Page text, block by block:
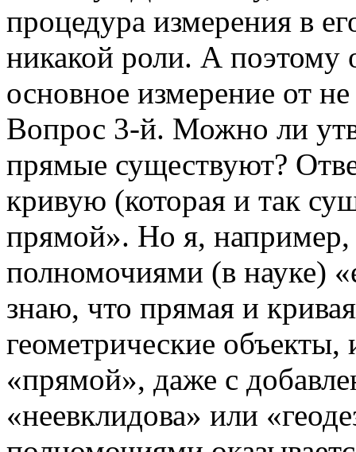
процедура измерения в
никакой роли. А поэтому
основное измерение от
Вопрос 3-й. Можно ли
прямые существуют?
кривую (которая и так
прямой». Но я, например,
полномочиями (в науке)
знаю, что прямая и
геометрические объекты,
«прямой», даже с
«неевклидова» или